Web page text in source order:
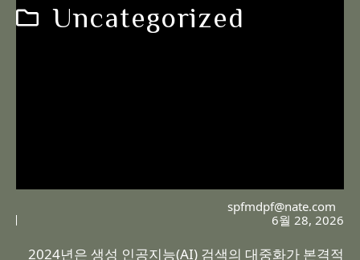
Uncategorized
spfmdpf@nate.com
6월 28, 2026
2024년은 생성 인공지능(AI) 검색의 대중화가 본격적